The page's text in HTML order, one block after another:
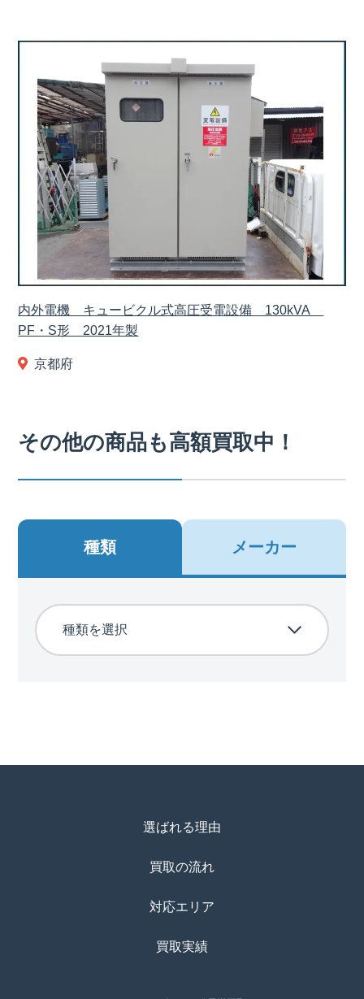
内外電機 キュービクル式高圧受電設備 130kVA
PF・S形 2021年製
京都府
その他の商品も高額買取中！
種類 メーカー
選ばれる理由
買取の流れ
対応エリア
買取実績